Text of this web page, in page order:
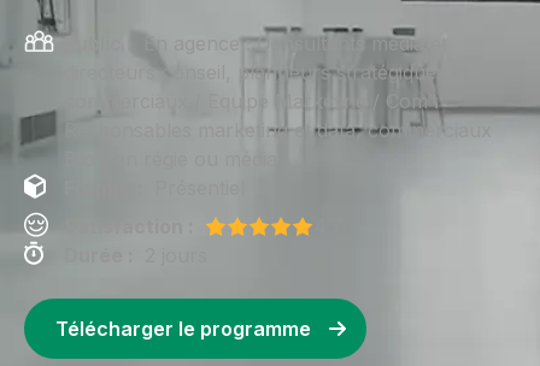
Public :
En agence : Consultants média et
directeurs conseil, planneurs stratégiques et
commerciaux / Equipe Marketing / Com :
Responsables marketing et data, commerciaux
Télécharger le programme